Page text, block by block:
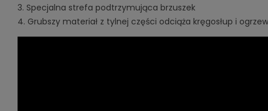
3. Specjalna strefa podtrzymująca brzuszek
4. Grubszy materiał z tylnej części odciąża kręgosłup i